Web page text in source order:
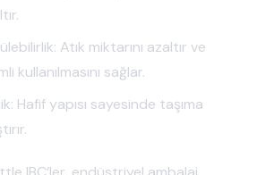
Atık miktarını azaltır ve
kullanılmasını sağlar.
Hafif yapısı sayesinde taşıma